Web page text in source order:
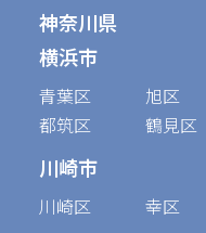
神奈川県
横浜市
青葉区 旭区
都筑区
鶴見区
川崎市
川崎区 幸区